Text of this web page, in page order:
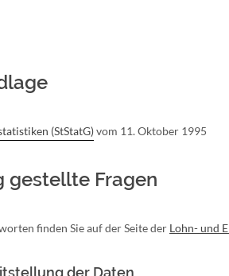
(StStatG)vom 11. Oktober 1995
gestellte Fragen
finden Sie auf der Seite der Lohn- und
der Daten